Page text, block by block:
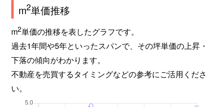
m2単価推移
m2単価の推移を表したグラフです。
過去1年間や5年といったスパンで、その坪単価の上昇・
下落の傾向がわかります。
不動産を売買するタイミングなどの参考にご活用くださ
い。